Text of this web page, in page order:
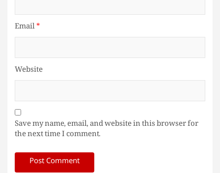
Email*
Website
Save my name, email, and website in this browser for
the next time I comment.